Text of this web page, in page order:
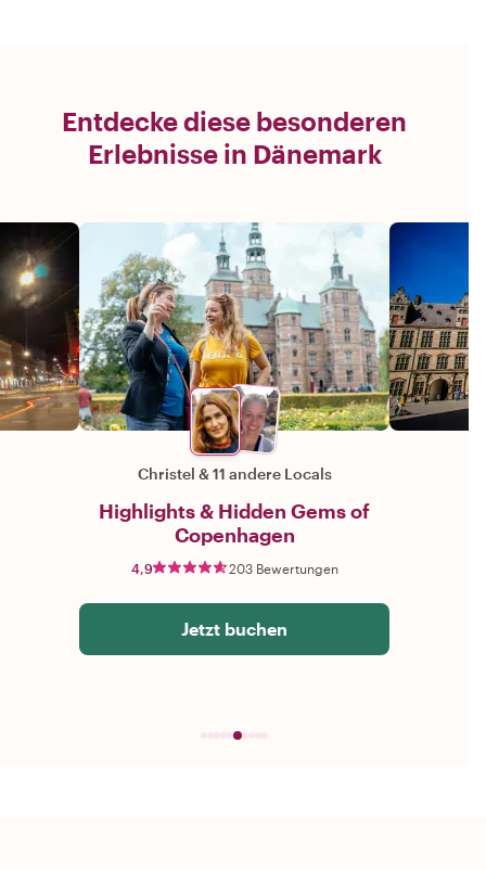
Entdecke diese besonderen
Erlebnisse in Dänemark
Christel &11 andere Locals
Highlights & Hidden Gems of
Copenhagen
4,9 203 Bewertungen
Jetzt buchen